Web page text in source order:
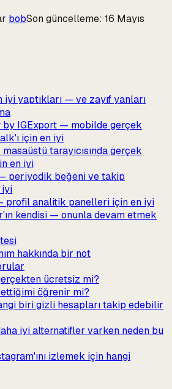
bobSon güncelleme: 16 Mayıs
iyi yaptıkları — ve zayıf yanları
by IGExport — mobilde gerçek
için en iyi
tarayıcısında gerçek
en iyi
periyodik beğeni ve takip
iyi
profil analitik panelleri için en iyi
kendisi — onunla devam etmek
hakkında bir not
ücretsiz mi?
öğrenir mi?
biri gizli hesapları takip edebilir
iyi alternatifler varken neden bu
izlemek için hangi